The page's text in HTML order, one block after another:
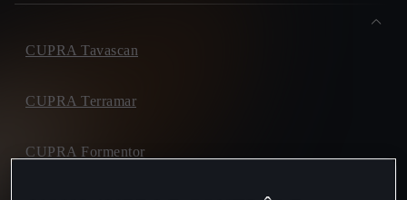
CUPRA Tavascan
CUPRA Terramar
CUPRA Formentor